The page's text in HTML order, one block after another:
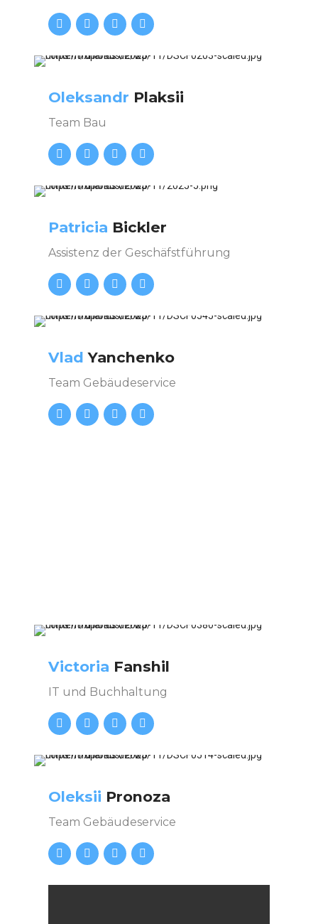
Oleksandr Plaksii
Team Bau
Patricia Bickler
Assistenz der Geschäfstführung
VladYanchenko
Team Gebäudeservice
Victoria Fanshil
IT und Buchhaltung
Oleksii Pronoza
Team Gebäudeservice